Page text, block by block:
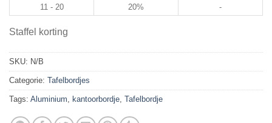
11 - 20
20% -
Staffel korting
SKU: N/B
Categorie: Tafelbordjes
Tags: Aluminium kantoorbordje Tafelbordje